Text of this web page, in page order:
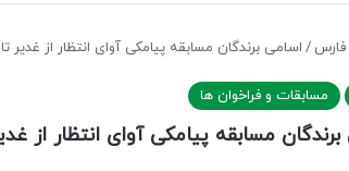
فارس / اسامی برندگان مسابقه پیامکی آوای انتظار از غدیر
مسابقات و فراخوان ها
مسابقه پیامکی آوای انتظار از